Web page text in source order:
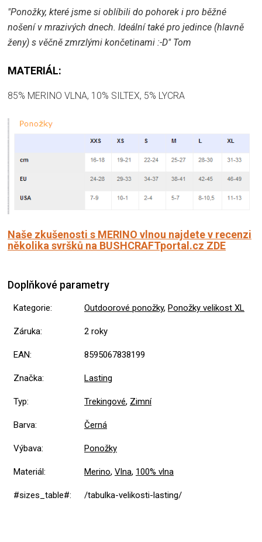
"Ponožky, které jsme si oblíbili do pohorek i pro běžné
nošení v mrazivých dnech. Ideální také pro jedince (hlavně
ženy) s věčně zmrzlými končetinami :-D" Tom
MATERIÁL:
85% MERINO VLNA, 10% SILTEX, 5% LYCRA
Naše zkušenosti s MERINO vlnou najdete v recenzi
několika svršků na BUSHCRAFTportal.cz ZDE
Doplňkové parametry
Kategorie: Outdoorové ponožky, Ponožky velikost XL
Záruka: 2 roky
EAN: 8595067838199
Značka: Lasting
Typ: Trekingové, Zimní
Barva: Černá
Výbava: Ponožky
Materiál: Merino, Vlna, 100% vlna
#sizes_table#: /tabulka-velikosti-lasting/